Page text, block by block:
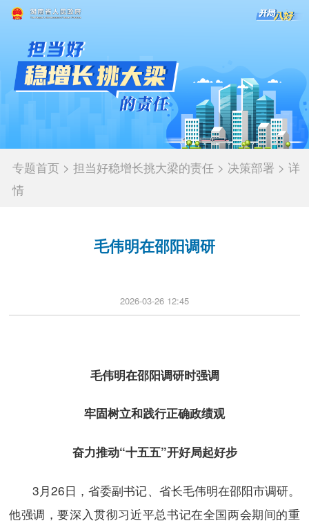
专题首页 >担当好稳增长挑大梁的责任 > 决策部署 > 详
情
毛伟明在邵阳调研
2026-03-26 12:45
毛伟明在邵阳调研时强调
牢固树立和践行正确政绩观
奋力推动“十五五”开好局起好步
3月26日，省委副书记、省长毛伟明在邵阳市调研。
他强调，要深入贯彻习近平总书记在全国两会期间的重